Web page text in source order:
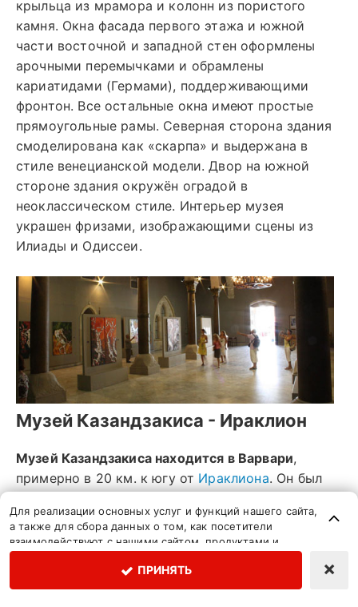
Для реализации основных услуг и функций нашего сайта,
а также для сбора данных о том, как посетители
взаимодействуют с нашими сайтом, продуктами и
услугами, мы применяем различные инструменты,
включая файлы cookie. Нажимая "Принять", вы
соглашаетесь с использованием нами таких
ПРИНЯТЬ ×
крыльца из мрамора и колонн из пористого
камня. Окна фасада первого этажа и южной
части восточной и западной стен оформлены
арочными перемычками и обрамлены
кариатидами (Гермами), поддерживающими
фронтон. Все остальные окна имеют простые
прямоугольные рамы. Северная сторона здания
смоделирована как «скарпа» и выдержана в
стиле венецианской модели. Двор на южной
стороне здания окружён оградой в
неоклассическом стиле. Интерьер музея
украшен фризами, изображающими сцены из
Илиады и Одиссеи.
Музей Казандзакиса - Ираклион
Музей Казандзакиса находится в Варвари,
примерно в 20 км. к югу от Ираклиона. Он был
жизни знаменитого Критского писателя. Музей
хранит некоторые личные вещи писателя и
экземпляры первых греческих изданий его книг